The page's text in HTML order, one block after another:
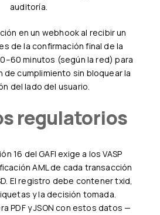
auditoría.
de la confirmación final de la
minutos (según la red) para
de cumplimiento sin bloquear la
del lado del usuario.
regulatorios
AML de cada transacción
El registro debe contener txid,
y la decisión tomada.
PDF y JSON con estos datos —